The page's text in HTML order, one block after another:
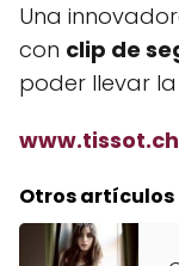
Una
con clip de
poder llevar
www.tissot.ch
Otros artículos